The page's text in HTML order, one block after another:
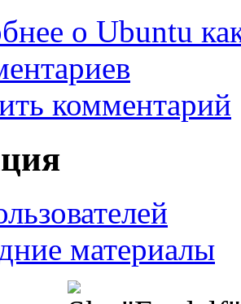
о Ubuntu
комментарий
материалы